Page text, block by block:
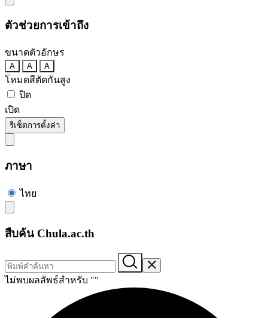
ตัวช่วยการเข้าถึง
ขนาดตัวอักษร
A A A
โหมดสีตัดกันสูง
ปิด
เปิด
รีเซ็ตการตั้งค่า
ภาษา
ไทย
สืบค้น Chula.ac.th
ไม่พบผลลัพธ์สำหรับ ""